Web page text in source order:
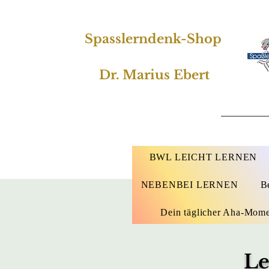
Spasslerndenk-Shop
Dr. Marius Ebert
BWL LEICHT LERNEN
NEBENBEI LERNEN
Dein täglicher Aha-